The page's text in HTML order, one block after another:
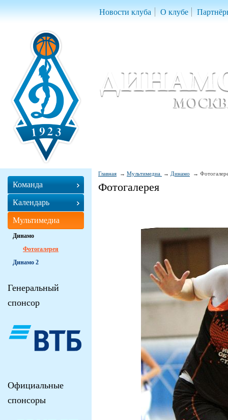
Новости клуба О клубе
Главная Мультимедиа Динамо
Фотогалерея
Команда
Календарь
Мультимедиа
Динамо
Фотогалерея
Динамо 2
Генеральный
спонсор
Официальные
спонсоры